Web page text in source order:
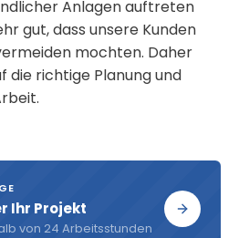
Anlagen auftreten
gut, dass unsere Kunden
mochten. Daher
die richtige Planung und
Ihr Projekt
von 24 Arbeitsstunden